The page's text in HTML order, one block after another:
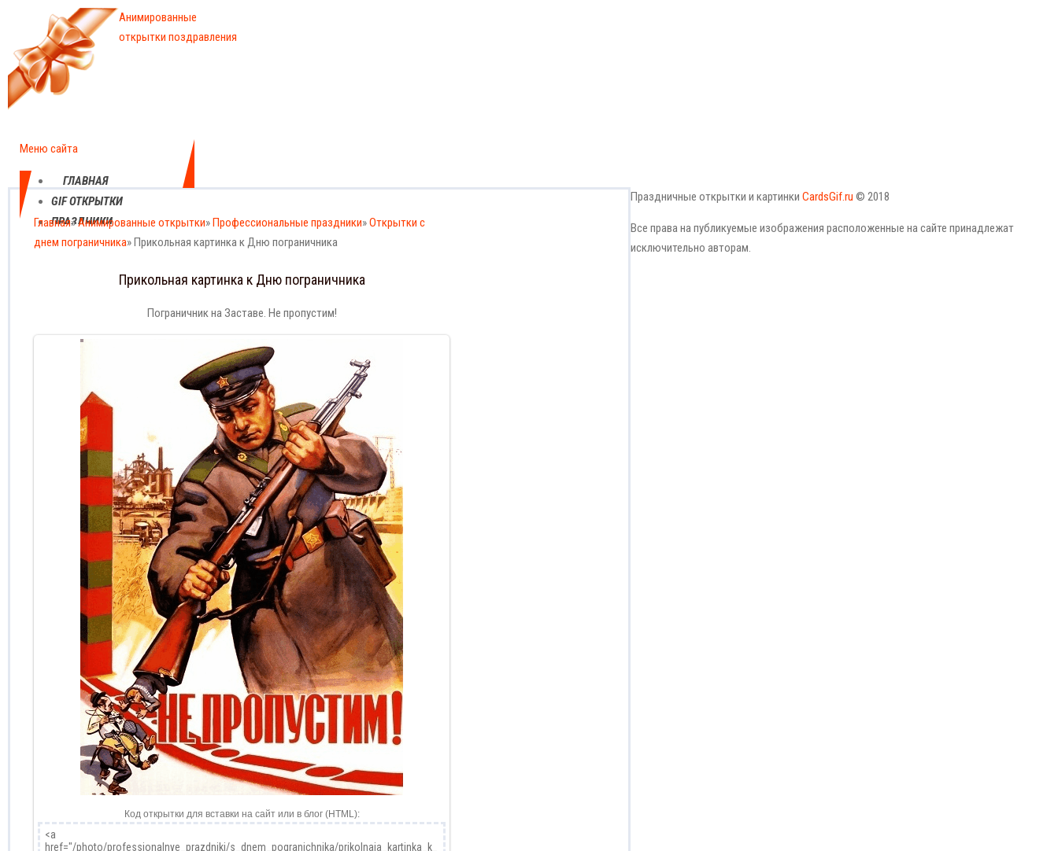
Анимированные
открытки поздравления
Меню сайта
ГЛАВНАЯ
GIF ОТКРЫТКИ
ПРАЗДНИКИ
ЕЖЕДНЕВНЫЕ
ПРОФЕССИОНАЛЬНЫЕ
Главная»Анимированные открытки»Профессиональные праздники»Открытки с
днем пограничника» Прикольная картинка к Дню пограничника
Прикольная картинка к Дню пограничника
Пограничник на Заставе. Не пропустим!
Код открытки для вставки на сайт или в блог (HTML):
Праздничные открытки и картинки CardsGif.ru © 2018
Все права на публикуемые изображения расположенные на сайте принадлежат
исключительно авторам.